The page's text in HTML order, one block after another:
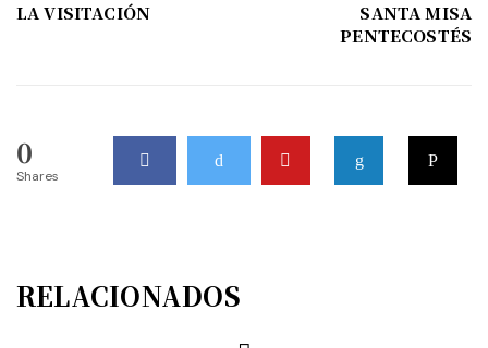
LA VISITACIÓN
SANTA MISA
PENTECOSTÉS
0
Shares
RELACIONADOS